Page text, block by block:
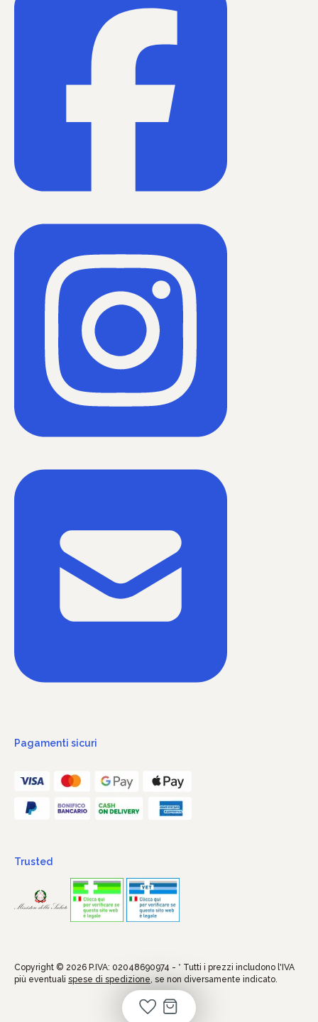
Pagamenti sicuri
Trusted
Copyright © 2026 P.IVA: 02048690974 - * Tutti i prezzi includono l'IVA
più eventuali spese di spedizione, se non diversamente indicato.